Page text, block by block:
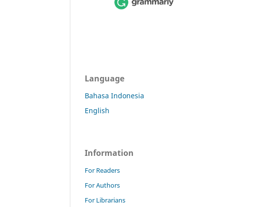
Language
Bahasa Indonesia
English
Information
For Readers
For Authors
For Librarians